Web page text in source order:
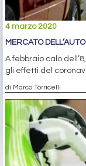
4 marzo 2020
MERCATO
A febbraio calo
gli effetti del
di Marco Torricelli